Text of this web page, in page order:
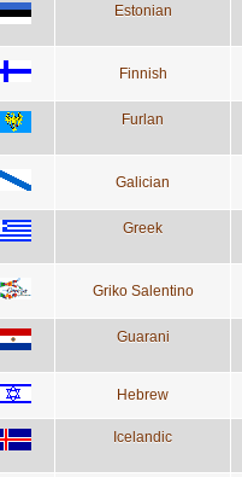
Estonian
Finnish
Furlan
Galician
Greek
Griko Salentino
Guarani
Hebrew
Icelandic